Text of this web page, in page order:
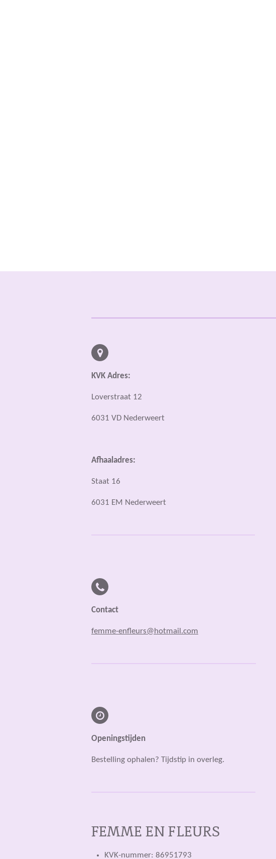
KVK Adres:
Loverstraat 12
6031 VD Nederweert
Afhaaladres:
Staat 16
6031 EM Nederweert
Contact
femme-enfleurs@hotmail.com
Openingstijden
Bestelling ophalen? Tijdstip in overleg.
FEMME EN FLEURS
KVK-nummer: 86951793